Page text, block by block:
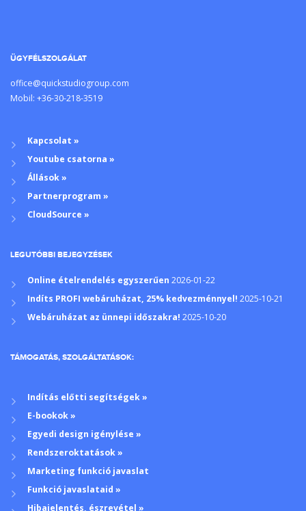
ÜGYFÉLSZOLGÁLAT
office@quickstudiogroup.com
Mobil: +36-30-218-3519
Kapcsolat »
Youtube csatorna »
Állások »
Partnerprogram »
CloudSource »
LEGUTÓBBI BEJEGYZÉSEK
Online ételrendelés egyszerűen 2026-01-22
Indíts PROFI webáruházat, 25% kedvezménnyel! 2025-10-21
Webáruházat az ünnepi időszakra! 2025-10-20
TÁMOGATÁS, SZOLGÁLTATÁSOK:
Indítás előtti segítségek »
E-bookok »
Egyedi design igénylése »
Rendszeroktatások »
Marketing funkció javaslat
Funkció javaslataid »
Hibajelentés, észrevétel »